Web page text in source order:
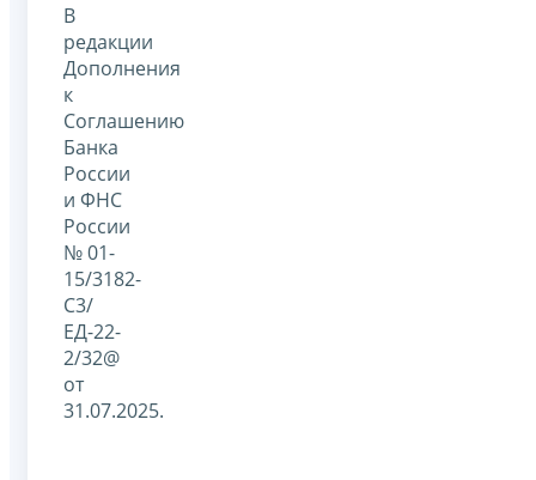
В
редакции
Дополнения
к
Соглашению
Банка
России
и ФНС
России
№ 01-
15/3182-
С3/
ЕД-22-
2/32@
от
31.07.2025.